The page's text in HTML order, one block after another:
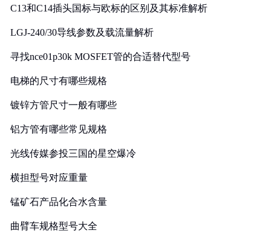
C13和C14插头国标与欧标的区别及其标准解析
LGJ-240/30导线参数及载流量解析
寻找nce01p30k MOSFET管的合适替代型号
电梯的尺寸有哪些规格
镀锌方管尺寸一般有哪些
铝方管有哪些常见规格
光线传媒参投三国的星空爆冷
横担型号对应重量
锰矿石产品化合水含量
曲臂车规格型号大全